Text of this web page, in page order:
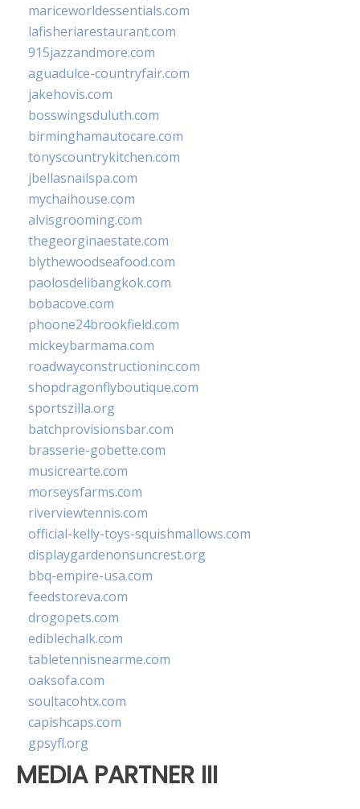
mariceworldessentials.com
lafisheriarestaurant.com
915jazzandmore.com
aguadulce-countryfair.com
jakehovis.com
bosswingsduluth.com
birminghamautocare.com
tonyscountrykitchen.com
jbellasnailspa.com
mychaihouse.com
alvisgrooming.com
thegeorginaestate.com
blythewoodseafood.com
paolosdelibangkok.com
bobacove.com
phoone24brookfield.com
mickeybarmama.com
roadwayconstructioninc.com
shopdragonflyboutique.com
sportszilla.org
batchprovisionsbar.com
brasserie-gobette.com
musicrearte.com
morseysfarms.com
riverviewtennis.com
official-kelly-toys-squishmallows.com
displaygardenonsuncrest.org
bbq-empire-usa.com
feedstoreva.com
drogopets.com
ediblechalk.com
tabletennisnearme.com
oaksofa.com
soultacohtx.com
capishcaps.com
gpsyfl.org
MEDIA PARTNER III